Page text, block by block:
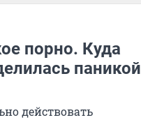
порно. Куда
паникой
действовать